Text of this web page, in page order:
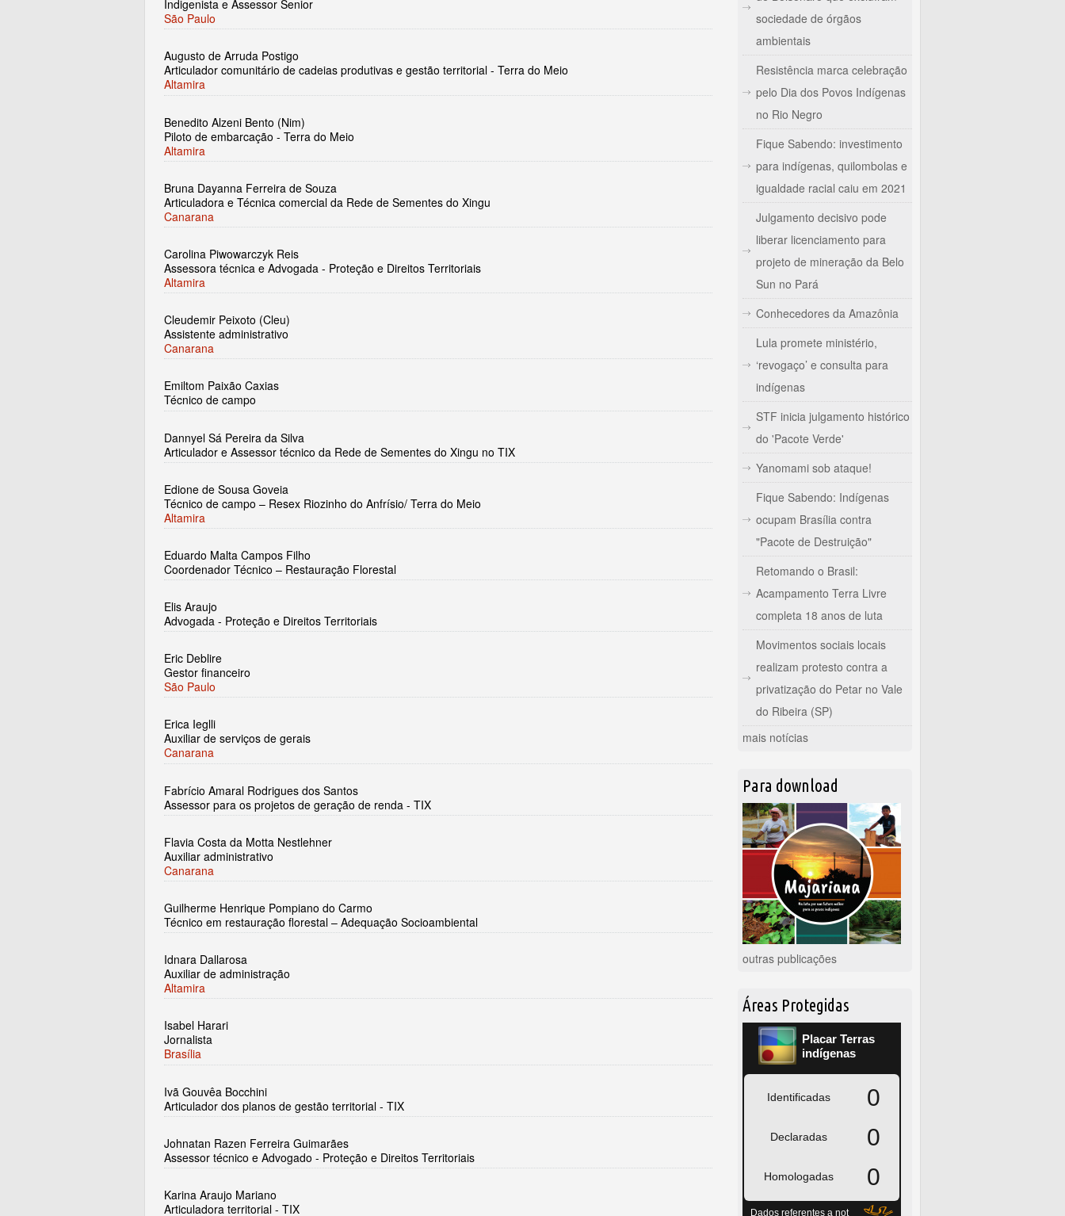
Indigenista e Assessor Senior
São Paulo
Augusto de Arruda Postigo
Articulador comunitário de cadeias produtivas e gestão territorial - Terra do Meio
Altamira
Benedito Alzeni Bento (Nim)
Piloto de embarcação - Terra do Meio
Altamira
Bruna Dayanna Ferreira de Souza
Articuladora e Técnica comercial da Rede de Sementes do Xingu
Canarana
Carolina Piwowarczyk Reis
Assessora técnica e Advogada - Proteção e Direitos Territoriais
Altamira
Cleudemir Peixoto (Cleu)
Assistente administrativo
Canarana
Emiltom Paixão Caxias
Técnico de campo
Dannyel Sá Pereira da Silva
Articulador e Assessor técnico da Rede de Sementes do Xingu no TIX
Edione de Sousa Goveia
Técnico de campo – Resex Riozinho do Anfrísio/ Terra do Meio
Altamira
Eduardo Malta Campos Filho
Coordenador Técnico – Restauração Florestal
Elis Araujo
Advogada - Proteção e Direitos Territoriais
Eric Deblire
Gestor financeiro
São Paulo
Erica Ieglli
Auxiliar de serviços de gerais
Canarana
Fabrício Amaral Rodrigues dos Santos
Assessor para os projetos de geração de renda - TIX
Flavia Costa da Motta Nestlehner
Auxiliar administrativo
Canarana
Guilherme Henrique Pompiano do Carmo
Técnico em restauração florestal – Adequação Socioambiental
Idnara Dallarosa
Auxiliar de administração
Altamira
Isabel Harari
Jornalista
Brasília
Ivã Gouvêa Bocchini
Articulador dos planos de gestão territorial - TIX
Johnatan Razen Ferreira Guimarães
Assessor técnico e Advogado - Proteção e Direitos Territoriais
Karina Araujo Mariano
Articuladora territorial - TIX
sociedade de órgãos
ambientais
Resistência marca celebração
pelo Dia dos Povos Indígenas
no Rio Negro
Fique Sabendo: investimento
para indígenas, quilombolas e
igualdade racial caiu em 2021
Julgamento decisivo pode
liberar licenciamento para
projeto de mineração da Belo
Sun no Pará
Conhecedores da Amazônia
Lula promete ministério,
‘revogaço’ e consulta para
indígenas
STF inicia julgamento histórico
do 'Pacote Verde'
Yanomami sob ataque!
Fique Sabendo: Indígenas
ocupam Brasília contra
"Pacote de Destruição"
Retomando o Brasil:
Acampamento Terra Livre
completa 18 anos de luta
Movimentos sociais locais
realizam protesto contra a
privatização do Petar no Vale
do Ribeira (SP)
mais notícias
Para download
outras publicações
Áreas Protegidas